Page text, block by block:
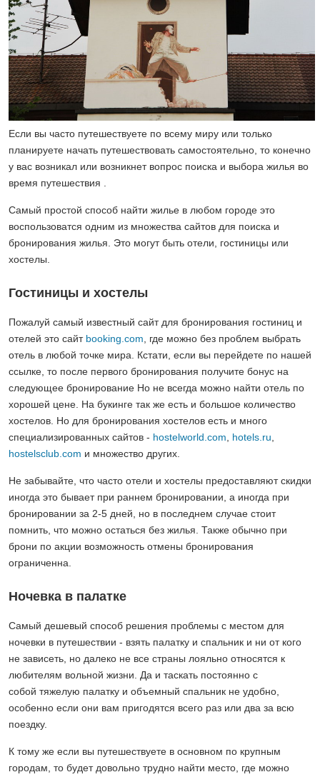
Если вы часто путешествуете по всему миру или только
планируете начать путешествовать самостоятельно, то конечно
у вас возникал или возникнет вопрос поиска и выбора жилья во
время путешествия .
Самый простой способ найти жилье в любом городе это
воспользоватся одним из множества сайтов для поиска и
бронирования жилья. Это могут быть отели, гостиницы или
хостелы.
Гостиницы и хостелы
Пожалуй самый известный сайт для бронирования гостиниц и
отелей это сайт booking.com , где можно без проблем выбрать
отель в любой точке мира. Кстати, если вы перейдете по нашей
ссылке, то после первого бронирования получите бонус на
следующее бронирование Но не всегда можно найти отель по
хорошей цене. На букинге так же есть и большое количество
хостелов. Но для бронирования хостелов есть и много
специализированных сайтов - hostelworld.com hotels.ru
hostelsclub.com и множество других.
Не забывайте, что часто отели и хостелы предоставляют скидки
иногда это бывает при раннем бронировании, а иногда при
бронировании за 2-5 дней, но в последнем случае стоит
помнить, что можно остаться без жилья. Также обычно при
брони по акции возможность отмены бронирования
ограниченна.
Ночевка в палатке
Самый дешевый способ решения проблемы с местом для
ночевки в путешествии - взять палатку и спальник и ни от кого
не зависеть, но далеко не все страны лояльно относятся к
любителям вольной жизни. Да и таскать постоянно с
собой тяжелую палатку и объемный спальник не удобно,
особенно если они вам пригодятся всего раз или два за всю
поездку.
К тому же если вы путешествуете в основном по крупным
городам, то будет довольно трудно найти место, где можно